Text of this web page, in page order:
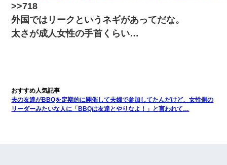
>>718
外国ではリークというネギがあってだな。
太さが成人女性の手首くらい…
夫の友達がBBQを定期的に開催して夫婦で参加してたんだけど、女性側の
リーダーみたいな人に「BBQは友達とやりなよ！」と言われて…